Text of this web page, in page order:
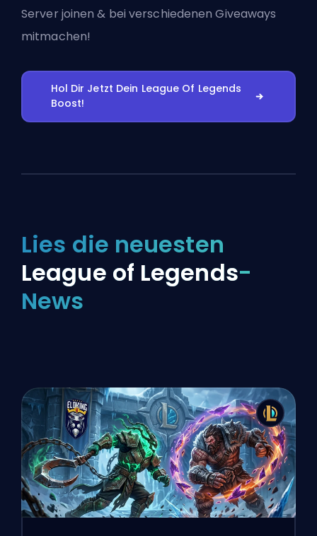
Server joinen & bei verschiedenen Giveaways
mitmachen!
Hol Dir Jetzt Dein League Of Legends
Boost!
Lies die neuesten
League of Legends-
News